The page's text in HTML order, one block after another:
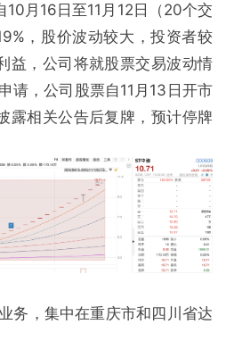
10月16日至11月12日（20个交
，股价波动较大，投资者较
益，公司将就股票交易波动情
请，公司股票自11月13日开市
露相关公告后复牌，预计停牌
务，集中在重庆市和四川省达